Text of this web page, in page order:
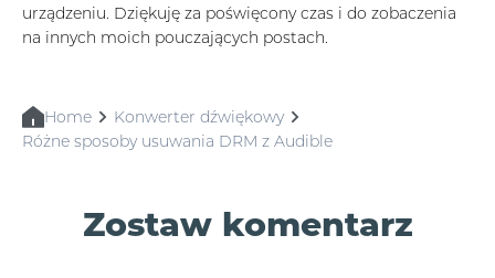
urządzeniu. Dziękuję za poświęcony czas i do zobaczenia
na innych moich pouczających postach.
Home
Konwerter dźwiękowy
Różne sposoby usuwania DRM z Audible
Zostaw komentarz